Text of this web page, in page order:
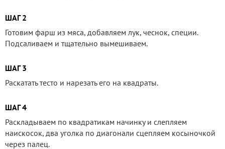
ШАГ 2
Готовим фарш из мяса, добавляем лук, чеснок, специи.
Подсаливаем и тщательно вымешиваем.
ШАГ 3
Раскатать тесто и нарезать его на квадраты.
ШАГ 4
Раскладываем по квадратикам начинку и слепляем
наискосок, два уголка по диагонали сцепляем косыночкой
через палец.